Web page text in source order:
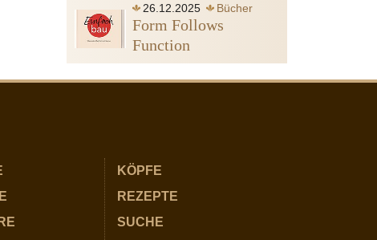
26.12.2025 Bücher
Form Follows
Function
KÖPFE
REZEPTE
SUCHE